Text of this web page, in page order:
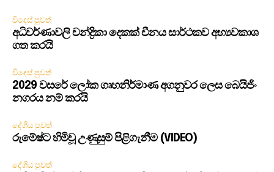
විදෙස් පුවත්
අධිවර්ණාවලි චන්ද්‍රිකා දෙකක් චීනය සාර්ථකව අභ්‍යවකාශ
ගත කරයි
විදෙස් පුවත්
2029 වසරේ ලෝක ගෘහනිර්මාණ අගනුවර ලෙස බෙයිජිං
නගරය නම් කරයි
දේශීය පුවත්
රුමේෂ්ට හිමිවූ උණුසුම් පිළිගැනීම (VIDEO)
දේශීය පුවත්